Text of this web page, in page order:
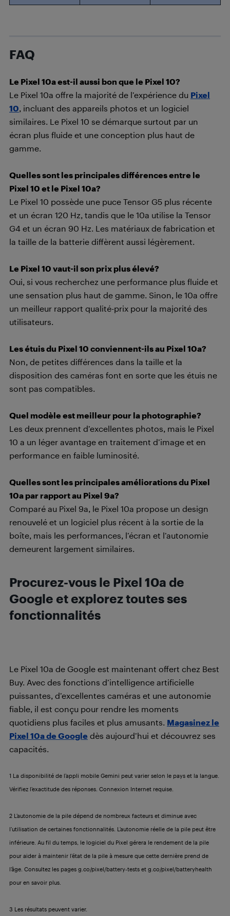
FAQ
Le Pixel 10a est-il aussi bon que le Pixel 10?
Le Pixel 10a offre la majorité de l’expérience du Pixel
10, incluant des appareils photos et un logiciel
similaires. Le Pixel 10 se démarque surtout par un
écran plus fluide et une conception plus haut de
gamme.
Quelles sont les principales différences entre le
Pixel 10 et le Pixel 10a?
Le Pixel 10 possède une puce Tensor G5 plus récente
et un écran 120 Hz, tandis que le 10a utilise la Tensor
G4 et un écran 90 Hz. Les matériaux de fabrication et
la taille de la batterie diffèrent aussi légèrement.
Le Pixel 10 vaut-il son prix plus élevé?
Oui, si vous recherchez une performance plus fluide et
une sensation plus haut de gamme. Sinon, le 10a offre
un meilleur rapport qualité-prix pour la majorité des
utilisateurs.
Les étuis du Pixel 10 conviennent-ils au Pixel 10a?
Non, de petites différences dans la taille et la
disposition des caméras font en sorte que les étuis ne
sont pas compatibles.
Quel modèle est meilleur pour la photographie?
Les deux prennent d’excellentes photos, mais le Pixel
10 a un léger avantage en traitement d’image et en
performance en faible luminosité.
Quelles sont les principales améliorations du Pixel
10a par rapport au Pixel 9a?
Comparé au Pixel 9a, le Pixel 10a propose un design
renouvelé et un logiciel plus récent à la sortie de la
boîte, mais les performances, l’écran et l’autonomie
demeurent largement similaires.
Procurez-vous le Pixel 10a de
Google et explorez toutes ses
fonctionnalités
Le Pixel 10a de Google est maintenant offert chez Best
Buy. Avec des fonctions d’intelligence artificielle
puissantes, d’excellentes caméras et une autonomie
fiable, il est conçu pour rendre les moments
quotidiens plus faciles et plus amusants. Magasinez le
Pixel 10a de Google dès aujourd’hui et découvrez ses
capacités.
1 La disponibilité de l’appli mobile Gemini peut varier selon le pays et la langue.
Vérifiez l’exactitude des réponses. Connexion Internet requise.
2 L’autonomie de la pile dépend de nombreux facteurs et diminue avec
l’utilisation de certaines fonctionnalités. L’autonomie réelle de la pile peut être
inférieure. Au fil du temps, le logiciel du Pixel gérera le rendement de la pile
pour aider à maintenir l’état de la pile à mesure que cette dernière prend de
l’âge. Consultez les pages g.co/pixel/battery-tests et g.co/pixel/batteryhealth
pour en savoir plus.
3 Les résultats peuvent varier.